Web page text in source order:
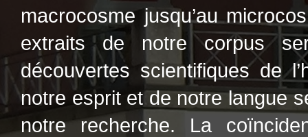
macrocosme jusqu’au
extraits de notre corpus
découvertes scientifiques de
notre esprit et de notre langue
notre recherche. La